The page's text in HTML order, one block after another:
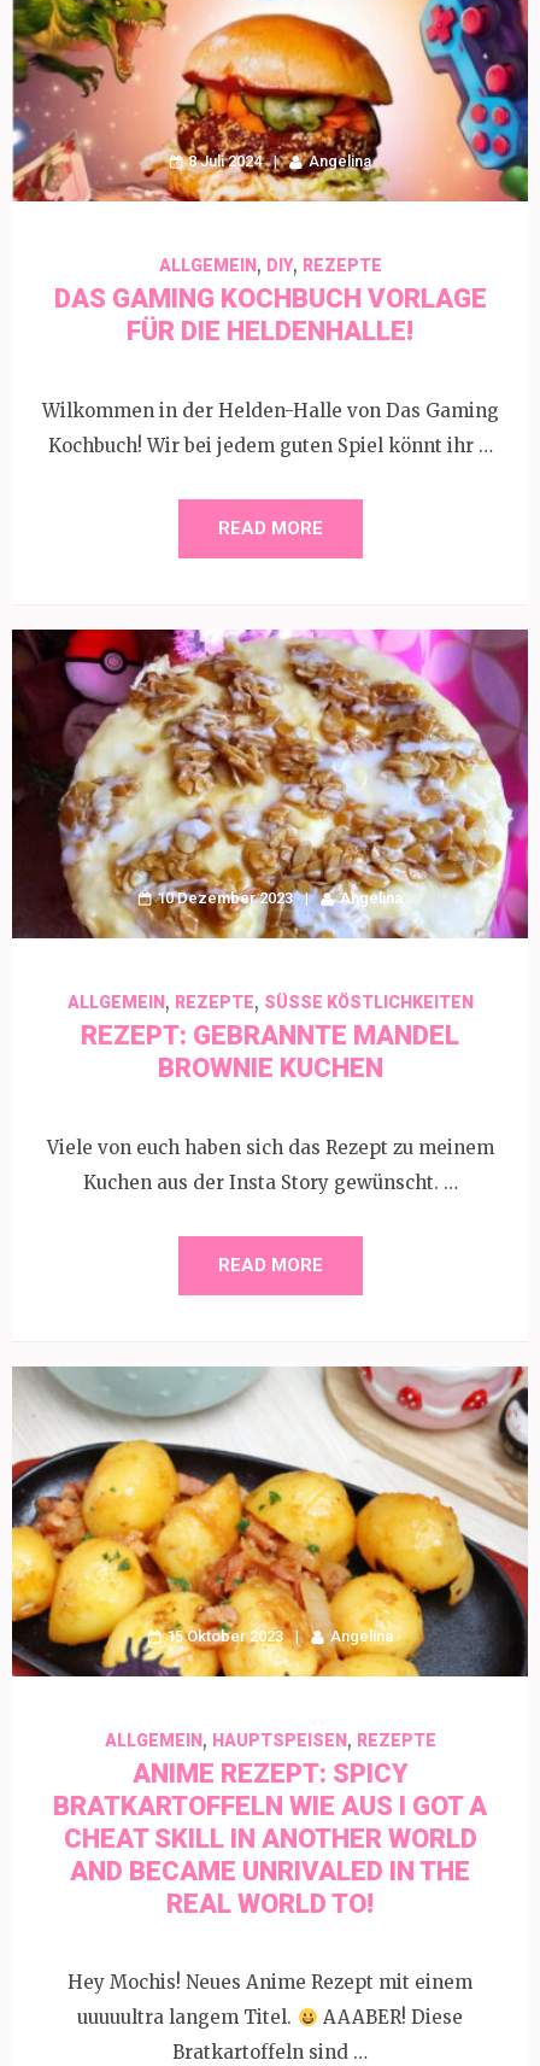
8 Juli 2024 Angelina
ALLGEMEIN, DIY, REZEPTE
DAS GAMING KOCHBUCH VORLAGE
FÜR DIE HELDENHALLE!
Wilkommen in der Helden-Halle von Das Gaming
Kochbuch! Wir bei jedem guten Spiel könnt ihr …
READ MORE
10 Dezember 2023 Angelina
ALLGEMEIN, REZEPTE, SÜSSE KÖSTLICHKEITEN
REZEPT: GEBRANNTE MANDEL
BROWNIE KUCHEN
Viele von euch haben sich das Rezept zu meinem
Kuchen aus der Insta Story gewünscht. …
READ MORE
15 Oktober 2023 Angelina
ALLGEMEIN, HAUPTSPEISEN, REZEPTE
ANIME REZEPT: SPICY
BRATKARTOFFELN WIE AUS I GOT A
CHEAT SKILL IN ANOTHER WORLD
AND BECAME UNRIVALED IN THE
REAL WORLD TO!
Hey Mochis! Neues Anime Rezept mit einem
uuuuultra langem Titel.
AAABER! Diese
Bratkartoffeln sind …